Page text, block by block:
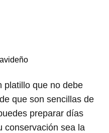
platillo que no debe
que son sencillas de
preparar días
conservación sea la